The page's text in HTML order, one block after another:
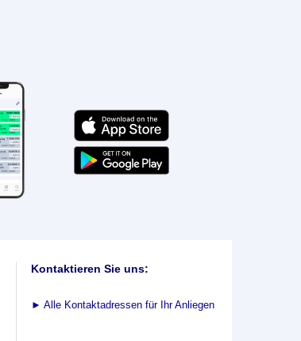
Kontaktieren Sie uns:
► Alle Kontaktadressen für Ihr Anliegen